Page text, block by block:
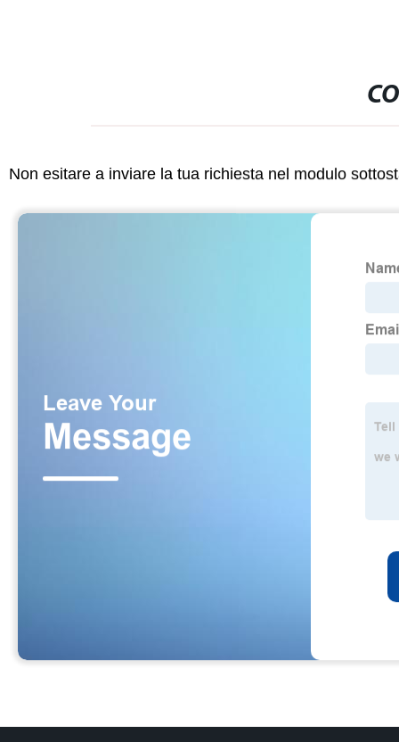
Non esitare a inviare la tua richiesta nel modulo